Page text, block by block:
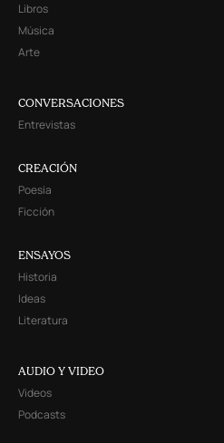
Libros
Música
Arte
CONVERSACIONES
Entrevistas
CREACIÓN
Poesía
Ficción
ENSAYOS
Historia
Ideas
Literatura
AUDIO Y VIDEO
Videos
Podcasts